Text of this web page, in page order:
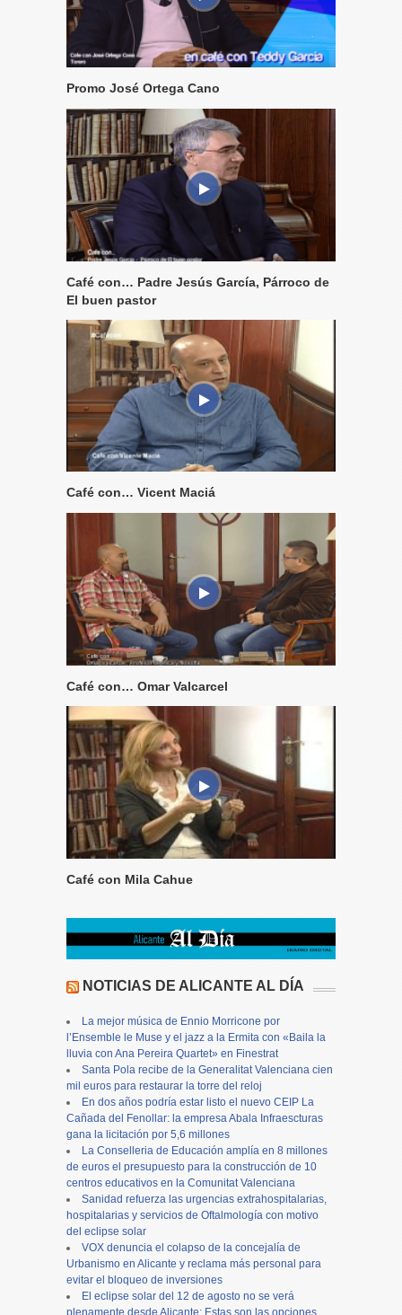
Promo José Ortega Cano
Café con… Padre Jesús García, Párroco de
El buen pastor
Café con… Vicent Maciá
Café con… Omar Valcarcel
Café con Mila Cahue
NOTICIAS DE ALICANTE AL DÍA
La mejor música de Ennio Morricone por
l’Ensemble le Muse y el jazz a la Ermita con «Baila la
lluvia con Ana Pereira Quartet» en Finestrat
Santa Pola recibe de la Generalitat Valenciana cien
mil euros para restaurar la torre del reloj
En dos años podría estar listo el nuevo CEIP La
Cañada del Fenollar: la empresa Abala Infraescturas
gana la licitación por 5,6 millones
La Conselleria de Educación amplía en 8 millones
de euros el presupuesto para la construcción de 10
centros educativos en la Comunitat Valenciana
Sanidad refuerza las urgencias extrahospitalarias,
hospitalarias y servicios de Oftalmología con motivo
del eclipse solar
VOX denuncia el colapso de la concejalía de
Urbanismo en Alicante y reclama más personal para
evitar el bloqueo de inversiones
El eclipse solar del 12 de agosto no se verá